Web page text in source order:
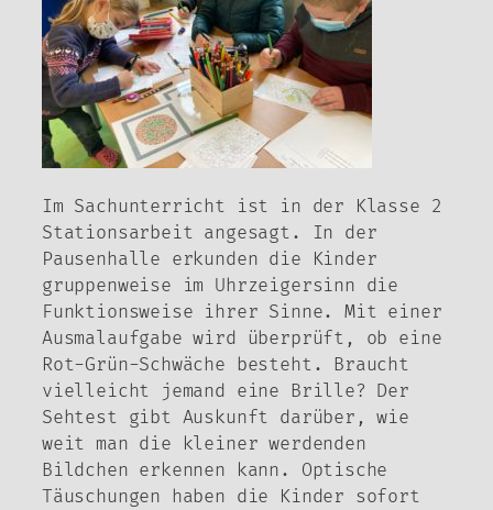
Im Sachunterricht ist in der Klasse 2
Stationsarbeit angesagt. In der
Pausenhalle erkunden die Kinder
gruppenweise im Uhrzeigersinn die
Funktionsweise ihrer Sinne. Mit einer
Ausmalaufgabe wird überprüft, ob eine
Rot-Grün-Schwäche besteht. Braucht
vielleicht jemand eine Brille? Der
Sehtest gibt Auskunft darüber, wie
weit man die kleiner werdenden
Bildchen erkennen kann. Optische
Täuschungen haben die Kinder sofort